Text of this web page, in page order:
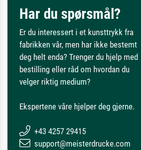
Har du spørsmål?
Er du interessert i et kunsttrykk fra
fabrikken vår, men har ikke bestemt
deg helt enda? Trenger du hjelp med
bestilling eller råd om hvordan du
velger riktig medium?
Ekspertene våre hjelper deg gjerne.
+43 4257 29415
support@meisterdrucke.com